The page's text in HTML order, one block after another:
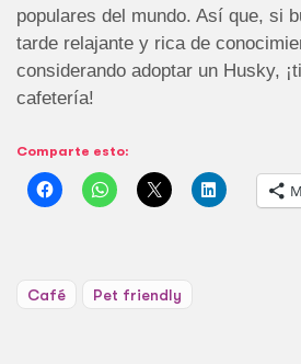
populares del mundo. Así que, si
tarde relajante y rica de
considerando adoptar un Husky,
cafetería!
Comparte esto:
Café Pet friendly